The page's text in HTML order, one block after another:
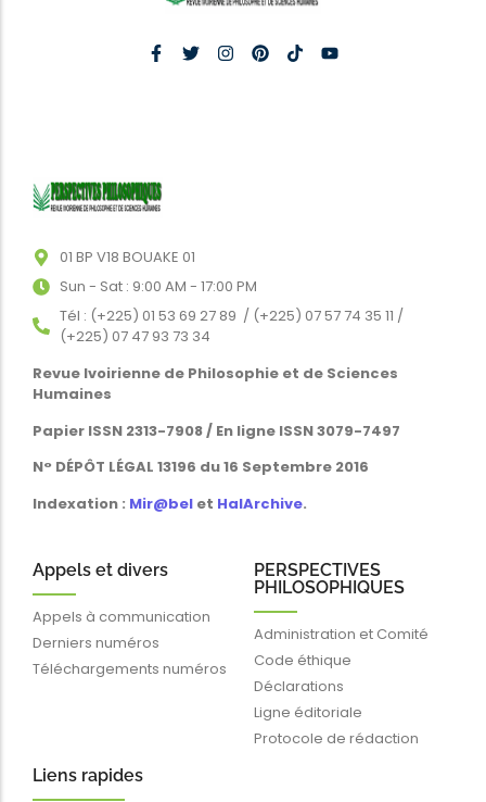
01 BP V18 BOUAKE 01
Sun - Sat : 9:00 AM - 17:00 PM
Tél : (+225) 01 53 69 27 89 / (+225) 07 57 74 35 11 /
(+225) 07 47 93 73 34
Revue Ivoirienne de Philosophie et de Sciences
Humaines
Papier ISSN 2313-7908 / En ligne ISSN 3079-7497
N° DÉPÔT LÉGAL 13196 du 16 Septembre 2016
Indexation : Mir@bel et HalArchive.
Appels et divers
Appels à communication
Derniers numéros
Téléchargements numéros
PERSPECTIVES
PHILOSOPHIQUES
Administration et Comité
Code éthique
Déclarations
Ligne éditoriale
Protocole de rédaction
Liens rapides